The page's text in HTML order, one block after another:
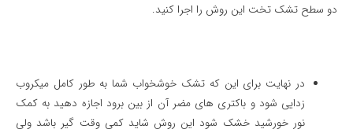
دو سطح تشک تخت این روش را اجرا کنید.
در نهایت برای این که تشک خوشخواب شما به طور کامل میکروب
زدایی شود و باکتری های مضر آن از بین برود اجازه دهید به کمک
نور خورشید خشک شود این روش شاید کمی وقت گیر باشد ولی